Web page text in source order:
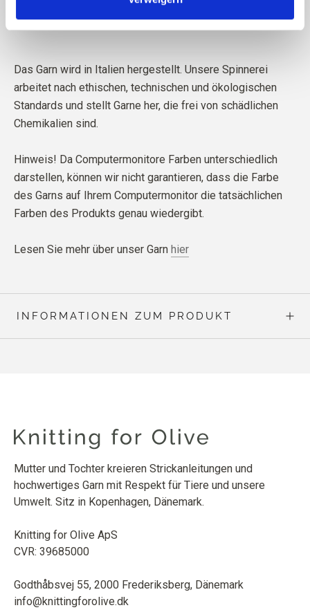
Das Garn wird in Italien hergestellt. Unsere Spinnerei
arbeitet nach ethischen, technischen und ökologischen
Standards und stellt Garne her, die frei von schädlichen
Chemikalien sind.
Hinweis! Da Computermonitore Farben unterschiedlich
darstellen, können wir nicht garantieren, dass die Farbe
des Garns auf Ihrem Computermonitor die tatsächlichen
Farben des Produkts genau wiedergibt.
Lesen Sie mehr über unser Garn hier
INFORMATIONEN ZUM PRODUKT
Mutter und Tochter kreieren Strickanleitungen und
hochwertiges Garn mit Respekt für Tiere und unsere
Umwelt. Sitz in Kopenhagen, Dänemark.
Knitting for Olive ApS
CVR: 39685000
Godthåbsvej 55, 2000 Frederiksberg, Dänemark
info@knittingforolive.dk